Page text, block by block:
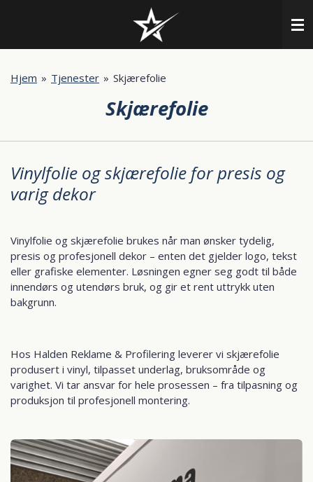
Hjem » Tjenester » Skjærefolie
Skjærefolie
Vinylfolie og skjærefolie for presis og
varig dekor
Vinylfolie og skjærefolie brukes når man ønsker tydelig,
presis og profesjonell dekor – enten det gjelder logo, tekst
eller grafiske elementer. Løsningen egner seg godt til både
innendørs og utendørs bruk, og gir et rent uttrykk uten
bakgrunn.
Hos Halden Reklame & Profilering leverer vi skjærefolie
produsert i vinyl, tilpasset underlag, bruksområde og
varighet. Vi tar ansvar for hele prosessen – fra tilpasning og
produksjon til profesjonell montering.